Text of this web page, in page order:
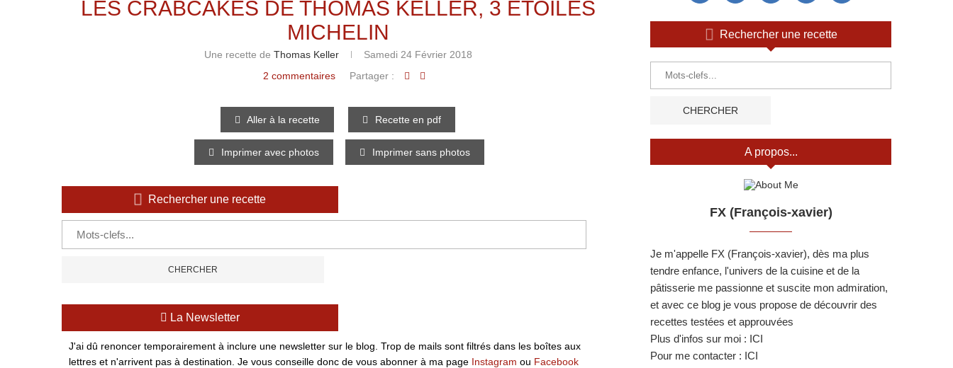
LES CRABCAKES DE THOMAS KELLER, 3 ÉTOILES
MICHELIN
Une recette de Thomas Keller
Samedi 24 Février 2018
2 commentaires
Partager :
Aller à la recette Recette en pdf
Imprimer avec photos Imprimer sans photos
Rechercher une recette
La Newsletter
J'ai dû renoncer temporairement à inclure une newsletter sur le blog. Trop de mails sont filtrés dans les boîtes aux
lettres et n'arrivent pas à destination. Je vous conseille donc de vous abonner à ma page Instagram ou Facebook
Rechercher une recette
A propos...
FX (François-xavier)
Je m'appelle FX (François-xavier), dès ma plus
tendre enfance, l'univers de la cuisine et de la
pâtisserie me passionne et suscite mon admiration,
et avec ce blog je vous propose de découvrir des
recettes testées et approuvées
Plus d'infos sur moi : ICI
Pour me contacter : ICI